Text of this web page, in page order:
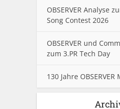
OBSERVER Analyse
Song Contest 2026
OBSERVER und
zum 3.PR Tech Day
130 Jahre OBSERVER